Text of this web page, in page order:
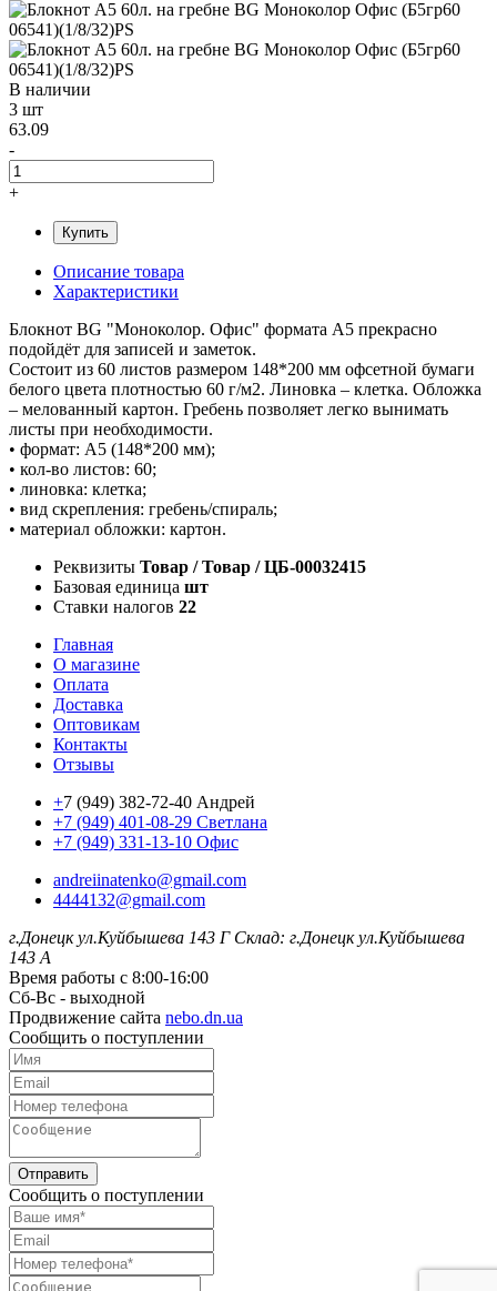
В наличии
3 шт
63.09
-
+
Купить
Описание товара
Характеристики
Блокнот BG "Моноколор. Офис" формата А5 прекрасно
подойдёт для записей и заметок.
Состоит из 60 листов размером 148*200 мм офсетной бумаги
белого цвета плотностью 60 г/м2. Линовка – клетка. Обложка
– мелованный картон. Гребень позволяет легко вынимать
листы при необходимости.
• формат: А5 (148*200 мм);
• кол-во листов: 60;
• линовка: клетка;
• вид скрепления: гребень/спираль;
• материал обложки: картон.
Реквизиты Товар / Товар / ЦБ-00032415
Базовая единица шт
Ставки налогов 22
Главная
О магазине
Оплата
Доставка
Оптовикам
Контакты
Отзывы
+7 (949) 382-72-40 Андрей
+7 (949) 401-08-29 Светлана
+7 (949) 331-13-10 Офис
andreiinatenko@gmail.com
4444132@gmail.com
г.Донецк ул.Куйбышева 143 Г Склад: г.Донецк ул.Куйбышева
143 А
Время работы с 8:00-16:00
Сб-Вс - выходной
Продвижение сайта nebo.dn.ua
Сообщить о поступлении
Отправить
Сообщить о поступлении